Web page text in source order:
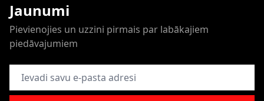
Jaunumi
Pievienojies un uzzini pirmais par labākajiem
piedāvajumiem
E-pasta adrese